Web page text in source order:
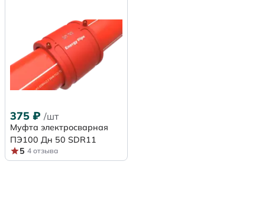
375 ₽ /шт
Муфта электросварная
ПЭ100 Дн 50 SDR11
5 4 отзыва